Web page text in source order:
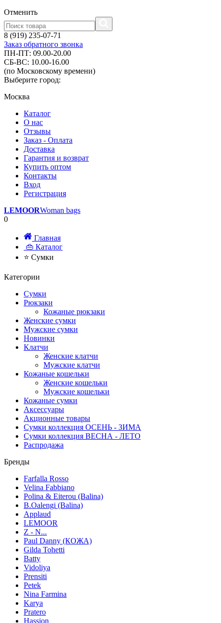
Отменить
8 (919) 235-07-71
Заказ обратного звонка
ПН-ПТ: 09.00-20.00
СБ-ВС: 10.00-16.00
(по Московскому времени)
Выберите город:
Москва
Каталог
О нас
Отзывы
Заказ - Оплата
Доставка
Гарантия и возврат
Купить оптом
Контакты
Вход
Регистрация
LEMOORWoman bags
0
Главная
👜 Каталог
⭐ Сумки
Категории
Сумки
Рюкзаки
Кожаные рюкзаки
Женские сумки
Мужские сумки
Новинки
Клатчи
Женские клатчи
Мужские клатчи
Кожаные кошельки
Женские кошельки
Мужские кошельки
Кожаные сумки
Аксессуары
Акционные товары
Сумки коллекция ОСЕНЬ - ЗИМА
Сумки коллекция ВЕСНА - ЛЕТО
Распродажа
Бренды
Farfalla Rosso
Velina Fabbiano
Polina & Eiterou (Balina)
B.Oalengi (Balina)
Applaud
LEMOOR
Z - N...
Paul Danny (КОЖА)
Gilda Tohetti
Batty
Vidoliya
Prensiti
Petek
Nina Farmina
Karya
Pratero
Hassion